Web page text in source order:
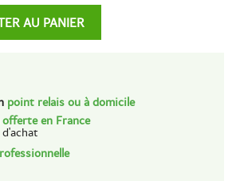
AU PANIER
point relais ou à domicile
offerte en France